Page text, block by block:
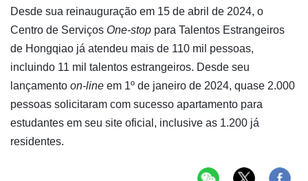
Desde sua reinauguração em 15 de abril de 2024, o
Centro de Serviços One-stop para Talentos Estrangeiros
de Hongqiao já atendeu mais de 110 mil pessoas,
incluindo 11 mil talentos estrangeiros. Desde seu
lançamento on-line em 1º de janeiro de 2024, quase 2.000
pessoas solicitaram com sucesso apartamento para
estudantes em seu site oficial, inclusive as 1.200 já
residentes.